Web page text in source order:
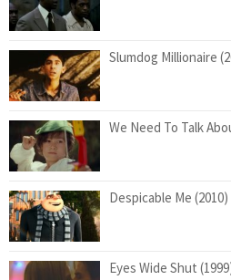
Slumdog Millionaire
We Need To Talk
Despicable Me (2010)
Eyes Wide Shut